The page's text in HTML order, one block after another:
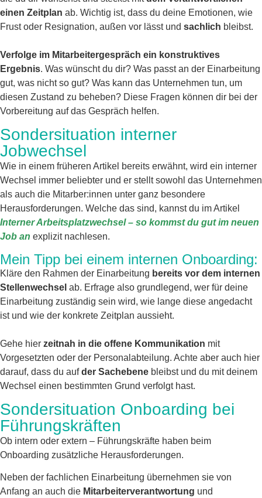
einen Zeitplan ab. Wichtig ist, dass du deine Emotionen, wie
Frust oder Resignation, außen vor lässt und sachlich bleibst.
Verfolge im Mitarbeitergespräch ein konstruktives
Ergebnis. Was wünscht du dir? Was passt an der Einarbeitung
gut, was nicht so gut? Was kann das Unternehmen tun, um
diesen Zustand zu beheben? Diese Fragen können dir bei der
Vorbereitung auf das Gespräch helfen.
Sondersituation interner
Jobwechsel
Wie in einem früheren Artikel bereits erwähnt, wird ein interner
Wechsel immer beliebter und er stellt sowohl das Unternehmen
als auch die Mitarber:innen unter ganz besondere
Herausforderungen. Welche das sind, kannst du im Artikel
Interner Arbeitsplatzwechsel – so kommst du gut im neuen
Job an explizit nachlesen.
Mein Tipp bei einem internen Onboarding:
Kläre den Rahmen der Einarbeitung bereits vor dem internen
Stellenwechsel ab. Erfrage also grundlegend, wer für deine
Einarbeitung zuständig sein wird, wie lange diese angedacht
ist und wie der konkrete Zeitplan aussieht.
Gehe hier zeitnah in die offene Kommunikation mit
Vorgesetzten oder der Personalabteilung. Achte aber auch hier
darauf, dass du aufder Sachebene bleibst und du mit deinem
Wechsel einen bestimmten Grund verfolgt hast.
Sondersituation Onboarding bei
Führungskräften
Ob intern oder extern – Führungskräfte haben beim
Onboarding zusätzliche Herausforderungen.
Neben der fachlichen Einarbeitung übernehmen sie von
Anfang an auch die Mitarbeiterverantwortung und